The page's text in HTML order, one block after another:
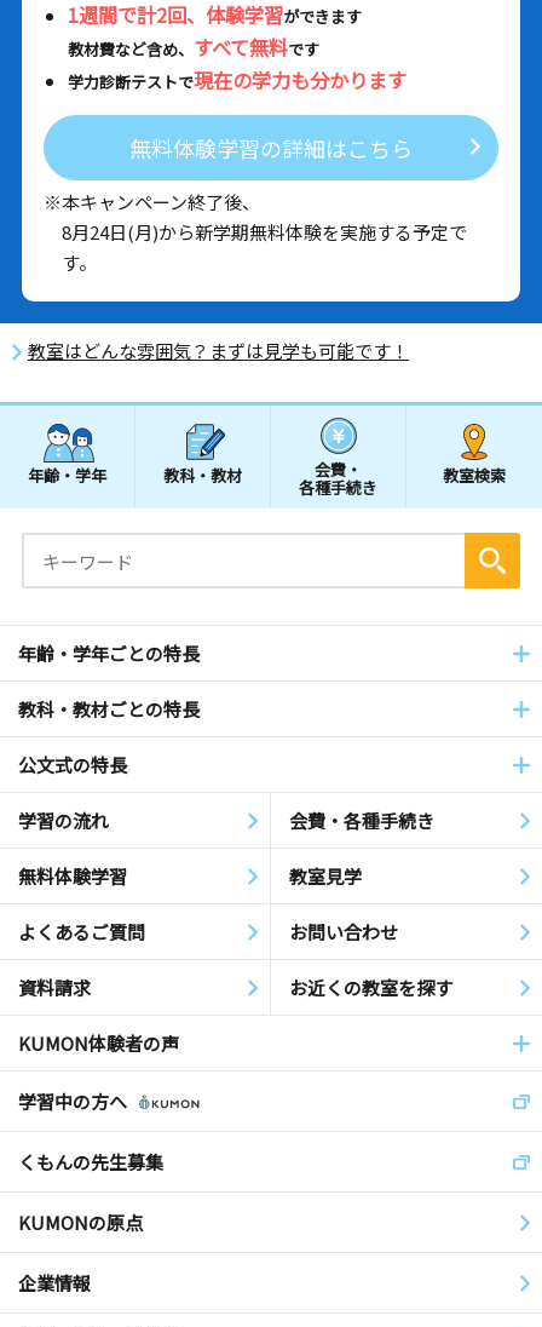
1週間で計2回、体験学習ができます
教材費など含め、 すべて無料です
学力診断テストで現在の学力も分かります
無料体験学習の詳細はこちら
※本キャンペーン終了後、
8月24日(月)から新学期無料体験を実施する予定で
す。
教室はどんな雰囲気？まずは見学も可能です！
年齢・学年 教科・教材 会費・
各種手続き
教室検索
年齢・学年ごとの特長
教科・教材ごとの特長
公文式の特長
学習の流れ 会費・各種手続き
無料体験学習 教室見学
よくあるご質問 お問い合わせ
資料請求 お近くの教室を探す
KUMON体験者の声
学習中の方へ
くもんの先生募集
KUMONの原点
企業情報